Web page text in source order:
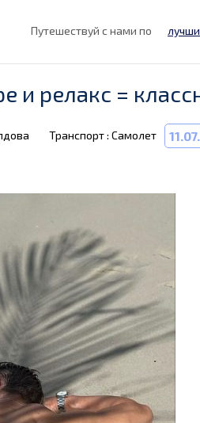
Путешествуй с нами по
и релакс =
Транспорт : Самолет